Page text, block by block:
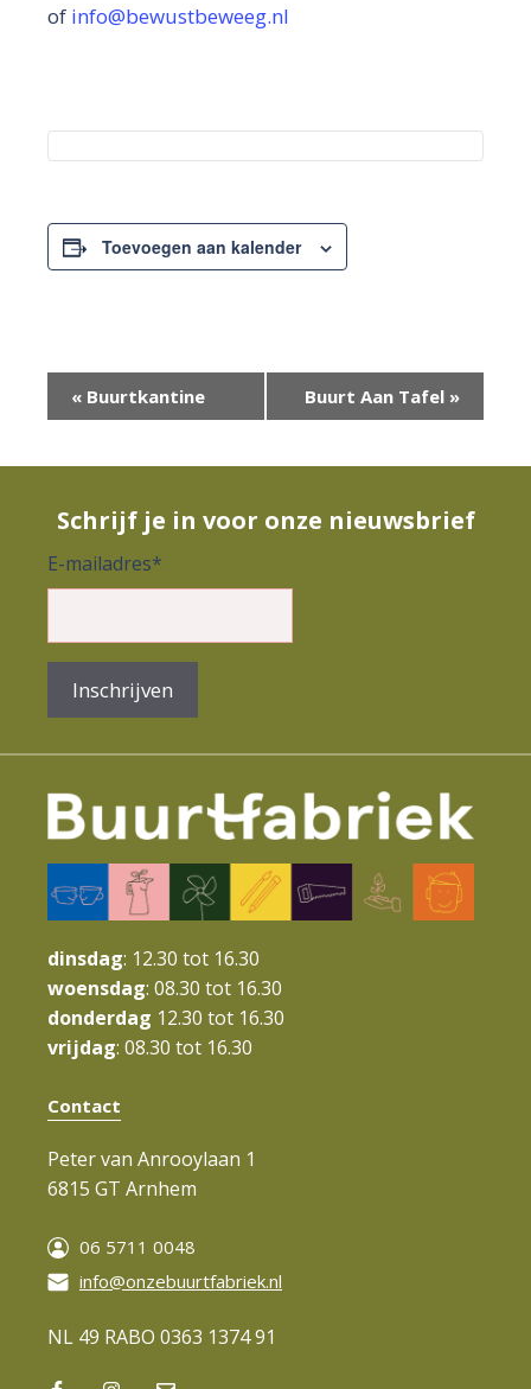
of info@bewustbeweeg.nl
Toevoegen aan kalender
v
e
n
e
m
e
n
t
N
a
v
i
g
a
t
i
« Buurtkantine Buurt Aan Tafel »
Schrijf je in voor onze nieuwsbrief
E-mailadres*
Inschrijven
dinsdag: 12.30 tot 16.30
woensdag: 08.30 tot 16.30
donderdag 12.30 tot 16.30
vrijdag: 08.30 tot 16.30
Contact
Peter van Anrooylaan 1
6815 GT Arnhem
06 5711 0048
info@onzebuurtfabriek.nl
NL 49 RABO 0363 1374 91